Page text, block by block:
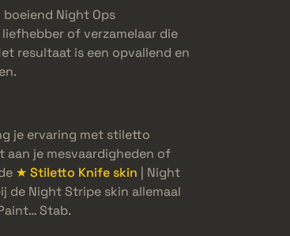
Night Ops
of verzamelaar die
resultaat is een opvallend en
je ervaring met stiletto
aan je mesvaardigheden of
★ Stiletto Knife skin | Night
de Night Stripe skin allemaal
Stab.